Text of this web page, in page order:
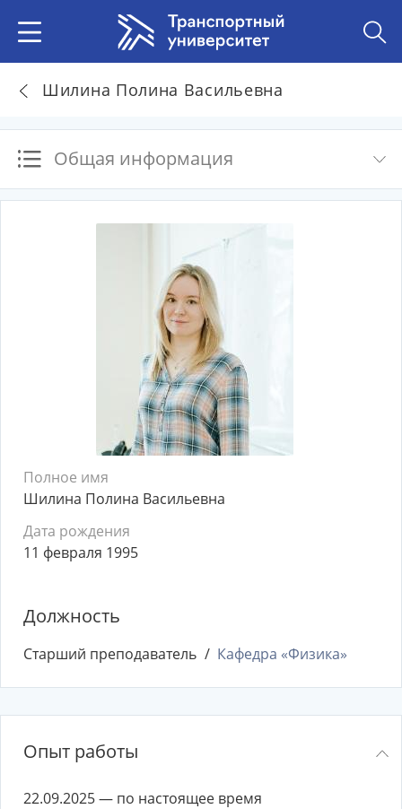
Шилина Полина Васильевна
Общая информация
Полное имя
Шилина Полина Васильевна
Дата рождения
11 февраля 1995
Должность
Старший преподаватель Кафедра «Физика»
Опыт работы
22.09.2025 — по настоящее время